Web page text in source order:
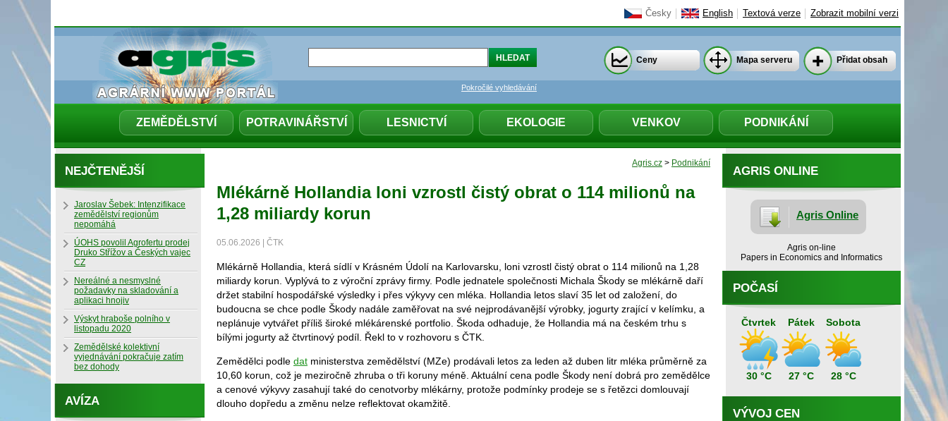
Česky English Textová verze Zobrazit mobilní verzi
ZEMĚDĚLSTVÍ POTRAVINÁŘSTVÍ LESNICTVÍ EKOLOGIE VENKOV PODNIKÁNÍ
Pokročilé vyhledávání
Ceny Mapa serveru Přidat obsah
Agris.cz > Podnikání
Mlékárně Hollandia loni vzrostl čistý obrat o 114 milionů na
1,28 miliardy korun
05.06.2026 | ČTK
Mlékárně Hollandia, která sídlí v Krásném Údolí na Karlovarsku, loni vzrostl čistý obrat o 114 milionů na 1,28
miliardy korun. Vyplývá to z výroční zprávy firmy. Podle jednatele společnosti Michala Škody se mlékárně daří
držet stabilní hospodářské výsledky i přes výkyvy cen mléka. Hollandia letos slaví 35 let od založení, do
budoucna se chce podle Škody nadále zaměřovat na své nejprodávanější výrobky, jogurty zrající v kelímku, a
neplánuje vytvářet příliš široké mlékárenské portfolio. Škoda odhaduje, že Hollandia má na českém trhu s
bílými jogurty až čtvrtinový podíl. Řekl to v rozhovoru s ČTK.
Zemědělci podle dat ministerstva zemědělství (MZe) prodávali letos za leden až duben litr mléka průměrně za
10,60 korun, což je meziročně zhruba o tři koruny méně. Aktuální cena podle Škody není dobrá pro zemědělce
a cenové výkyvy zasahují také do cenotvorby mlékárny, protože podmínky prodeje se s řetězci domlouvají
dlouho dopředu a změnu nelze reflektovat okamžitě.
AGRIS ONLINE
Agris Online
Agris on-line
Papers in Economics and Informatics
POČASÍ
Čtvrtek
30 °C
Pátek
27 °C
Sobota
28 °C
VÝVOJ CEN
NEJČTENĚJŠÍ
Jaroslav Šebek: Intenzifikace
zemědělství regionům
nepomáhá
ÚOHS povolil Agrofertu prodej
Druko Střížov a Českých vajec
CZ
Nereálné a nesmyslné
požadavky na skladování a
aplikaci hnojiv
Výskyt hraboše polního v
listopadu 2020
Zemědělské kolektivní
vyjednávání pokračuje zatím
bez dohody
AVÍZA